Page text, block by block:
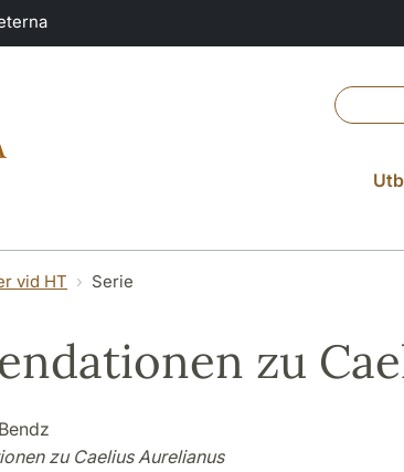
vid HT Serie
zu
zu Caelius Aurelianus